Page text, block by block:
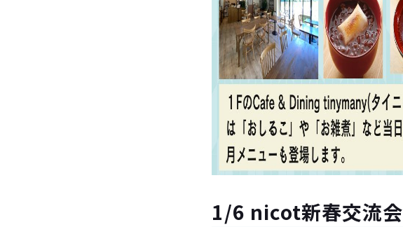
1/6 nicot新春交流会